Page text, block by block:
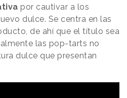
por cautivar a los
dulce. Se centra en las
de ahí que el título sea
las pop-tarts no
dulce que presentan